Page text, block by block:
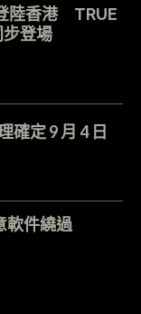
陸香港 TRUE
登場
確定 9 月 4 日
件繞過